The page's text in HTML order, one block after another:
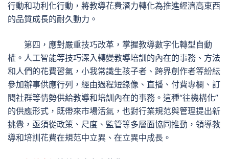
行動和功利化行動，將教導花費潛力轉化為推進經濟高東西
的品質成長的耐久動力。
第四，應對嚴重技巧改革，掌握教導數字化轉型自動
權。人工智能等技巧深入轉變教導培訓的內在的事務、方法
和人們的花費習氣，小我常識生孩子者、跨界創作者等紛紜
參加辦事供應行列，經由過程短錄像、直播、付費專欄、訂
閱社群等情勢供給教導和培訓內在的事務。這種“往機構化”
的供應形式，既帶來市場活氣，也對行業規范與管理提出新
挑釁，亟須從政策、尺度、監管等多層面協同推動，領導教
導和培訓花費在規范中立異、在立異中成長。